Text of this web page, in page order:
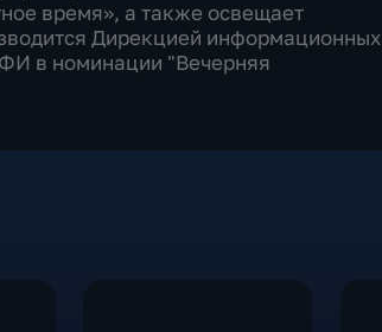
время», а также освещает
Дирекцией информационных
в номинации "Вечерняя